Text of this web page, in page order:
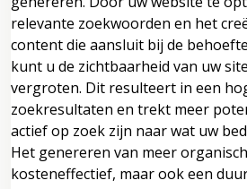
relevante zoekwoorden en het
content die aansluit bij de
kunt u de zichtbaarheid van uw
vergroten. Dit resulteert in een
zoekresultaten en trekt meer
actief op zoek zijn naar wat uw
Het genereren van meer
kosteneffectief, maar ook een